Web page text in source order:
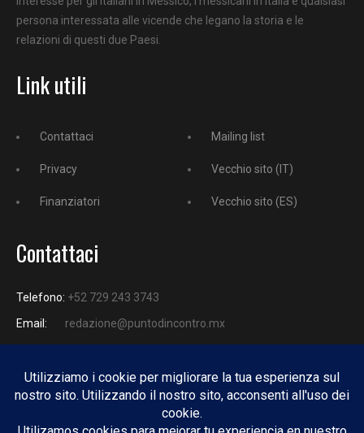
persona interessata alle vicende che legano la storia e le
relazioni di questi due Paesi.
Link utili
Contattaci
Privacy
Finanziatori
Mailing list
Vecchio sito (IT)
Vecchio sito (ES)
Contattaci
Telefono: +52 729 243 3743
Email:
redazione@puntodincontro.mx
PUNTODINCONTRO